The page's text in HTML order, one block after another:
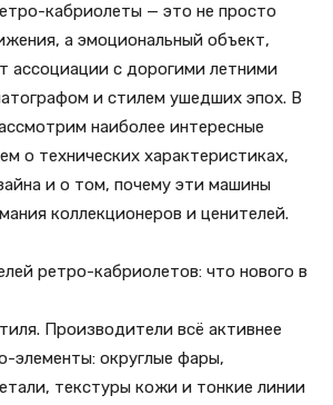
кабриолеты — это не просто
а эмоциональный объект,
ассоциации с дорогими летними
и стилем ушедших эпох. В
наиболее интересные
о технических характеристиках,
и о том, почему эти машины
коллекционеров и ценителей.
ретро-кабриолетов: что нового в
Производители всё активнее
элементы: округлые фары,
текстуры кожи и тонкие линии